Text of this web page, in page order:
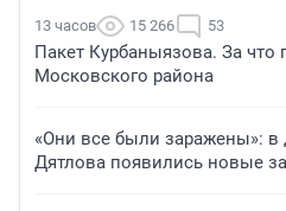
13 часов 15 266 53
Пакет Курбаныязова. За что
Московского района
«Они все были заражены»: в
Дятлова появились новые